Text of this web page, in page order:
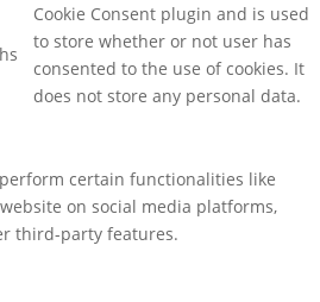
Cookie Consent plugin and is used
to store whether or not user has
consented to the use of cookies. It
does not store any personal data.
certain functionalities like
on social media platforms,
third-party features.